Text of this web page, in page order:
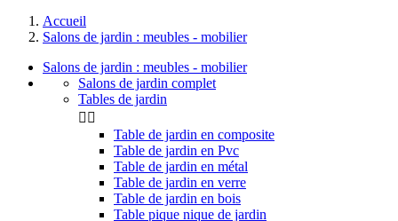
Accueil
Salons de jardin : meubles - mobilier
Salons de jardin : meubles - mobilier
Salons de jardin complet
Tables de jardin
 
Table de jardin en composite
Table de jardin en Pvc
Table de jardin en métal
Table de jardin en verre
Table de jardin en bois
Table pique nique de jardin